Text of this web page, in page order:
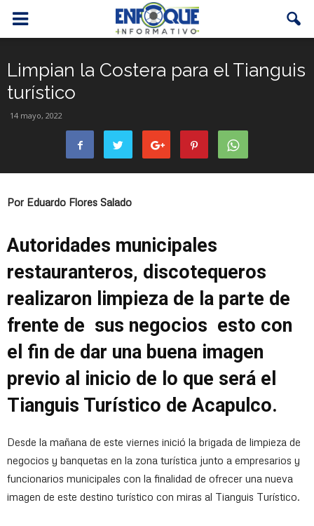
Limpian la Costera para el Tianguis
turístico
14 mayo, 2022
Por Eduardo Flores Salado
Autoridades municipales
restauranteros, discotequeros
realizaron limpieza de la parte de
frente de sus negocios esto con
el fin de dar una buena imagen
previo al inicio de lo que será el
Tianguis Turístico de Acapulco.
Desde la mañana de este viernes inició la brigada de limpieza de
negocios y banquetas en la zona turística junto a empresarios y
funcionarios municipales con la finalidad de ofrecer una nueva
imagen de este destino turístico con miras al Tianguis Turístico.